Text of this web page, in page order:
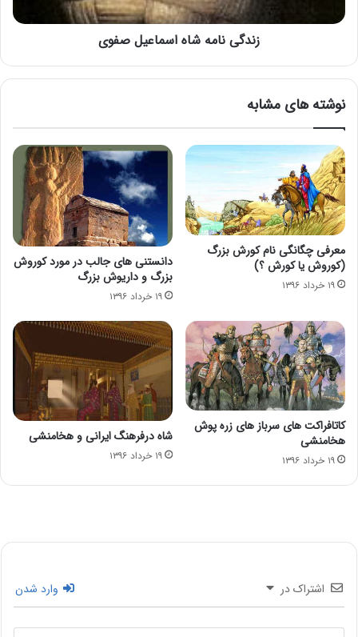
زندگی نامه شاه اسماعیل صفوی
نوشته های مشابه
معرفی چگانگی نام کورش بزرگ
(کوروش یا کورش ؟)
۱۹ خرداد ۱۳۹۶
دانستنی های جالب در مورد کوروش
بزرگ و داریوش بزرگ
۱۹ خرداد ۱۳۹۶
کاتافراکت های سرباز های زره پوش
هخامنشی
۱۹ خرداد ۱۳۹۶
شاه درفرهنگ ایرانی و هخامنشی
۱۹ خرداد ۱۳۹۶
اشتراک در وارد شدن